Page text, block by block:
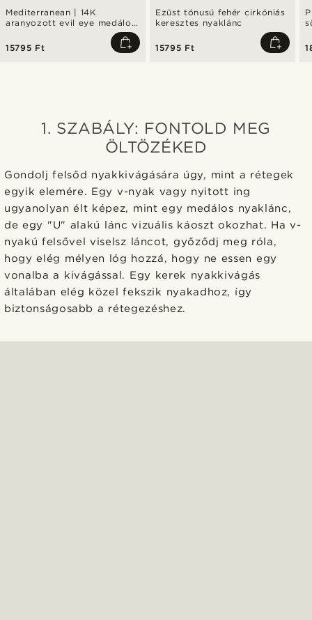
Mediterranean | 14K
aranyozott evil eye medálos
15795 Ft
Ezüst tónusú fehér cirkóniás
keresztes nyaklánc
15795 Ft
1. SZABÁLY: FONTOLD MEG
ÖLTÖZÉKED
Gondolj felsőd nyakkivágására úgy, mint a rétegek
egyik elemére. Egy v-nyak vagy nyitott ing
ugyanolyan élt képez, mint egy medálos nyaklánc,
de egy "U" alakú lánc vizuális káoszt okozhat. Ha v-
nyakú felsővel viselsz láncot, győződj meg róla,
hogy elég mélyen lóg hozzá, hogy ne essen egy
vonalba a kivágással. Egy kerek nyakkivágás
általában elég közel fekszik nyakadhoz, így
biztonságosabb a rétegezéshez.